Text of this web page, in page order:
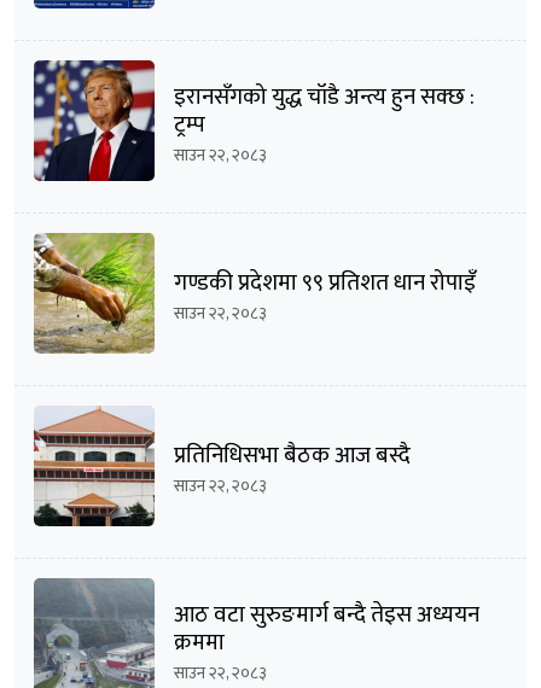
इरानसँगको युद्ध चाँडै अन्त्य हुन सक्छ :
ट्रम्प
साउन २२, २०८३
गण्डकी प्रदेशमा ९९ प्रतिशत धान रोपाइँ
साउन २२, २०८३
प्रतिनिधिसभा बैठक आज बस्दै
साउन २२, २०८३
आठ वटा सुरुङमार्ग बन्दै तेइस अध्ययन
क्रममा
साउन २२, २०८३